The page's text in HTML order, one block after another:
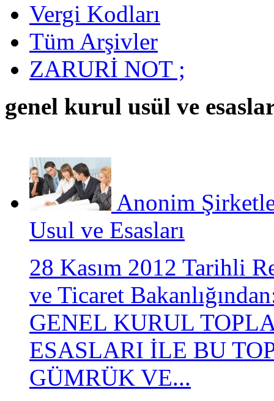
Vergi Kodları
Tüm Arşivler
ZARURİ NOT ;
genel kurul usül ve
Anonim
Usul ve Esasları
28 Kasım 2012 Tarihli
ve Ticaret
GENEL KURUL
ESASLARI İLE BU
GÜMRÜK VE...